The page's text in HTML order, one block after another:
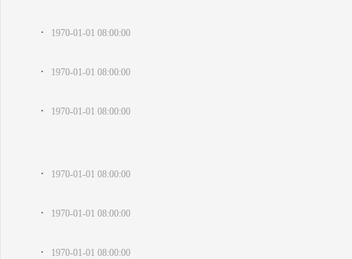
· 1970-01-01 08:00:00
· 1970-01-01 08:00:00
· 1970-01-01 08:00:00
· 1970-01-01 08:00:00
· 1970-01-01 08:00:00
· 1970-01-01 08:00:00